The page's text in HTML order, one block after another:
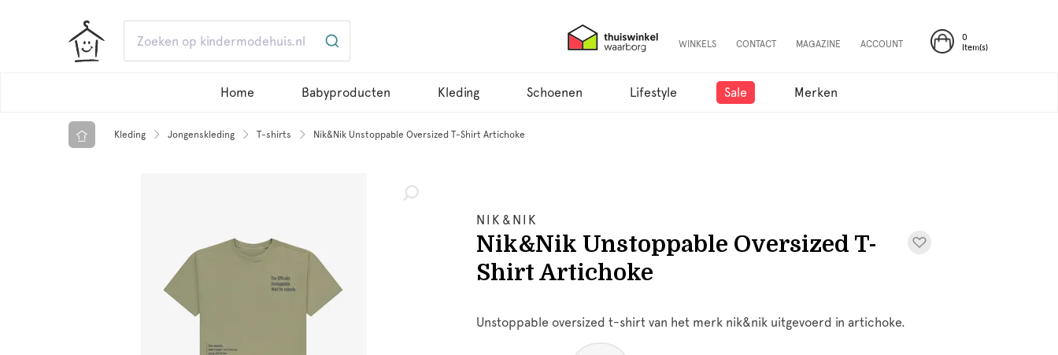
0
Item(s)
WINKELS CONTACT MAGAZINE ACCOUNT
Home Babyproducten Kleding Schoenen Lifestyle Sale Merken
Kleding Jongenskleding T-shirts Nik&Nik Unstoppable Oversized T-Shirt Artichoke
NIK&NIK
Nik&Nik Unstoppable Oversized T-
Shirt Artichoke
Unstoppable oversized t-shirt van het merk nik&nik uitgevoerd in artichoke.